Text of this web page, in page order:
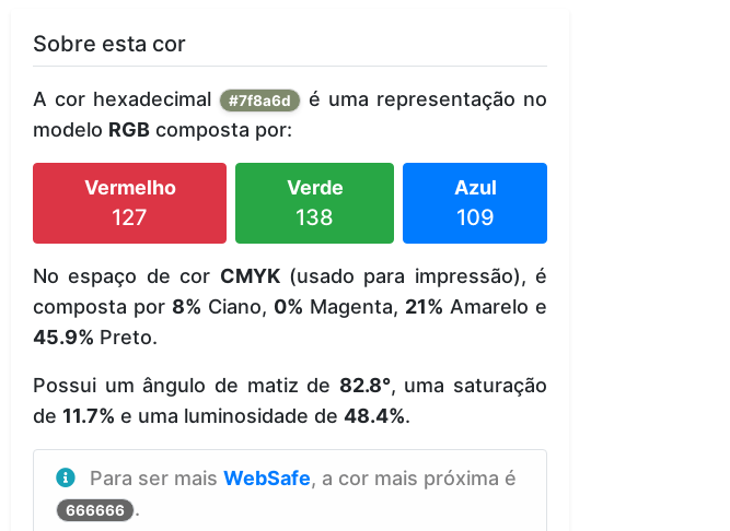
Sobre esta cor
A cor hexadecimal #7f8a6d
é uma representação no
modelo RGB composta por:
Vermelho
127
Verde
138
Azul
109
No espaço de cor CMYK(usado para impressão), é
composta por 8% Ciano, 0% Magenta, 21% Amarelo e
45.9% Preto.
Possui um ângulo de matiz de 82.8°, uma saturação
de 11.7% e uma luminosidade de 48.4%.
Para ser mais WebSafe, a cor mais próxima é
666666 .